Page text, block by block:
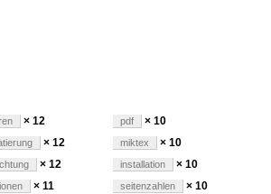
× 12
× 12
× 12
× 11
pdf × 10
miktex × 10
installation × 10
seitenzahlen × 10